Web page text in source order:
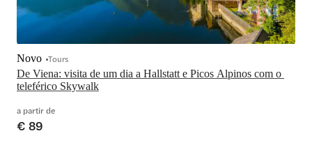
De Viena: visita de um dia a Hallstatt e Picos Alpinos com o
teleférico Skywalk
Novo Tours
a partir de
€ 89